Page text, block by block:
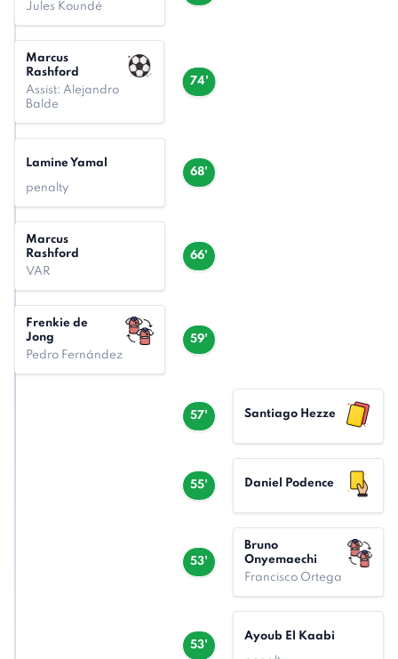
Jules Koundé
74'
Marcus
Rashford
Assist: Alejandro
Balde
68'
Lamine Yamal
penalty
66'
Marcus
Rashford
VAR
59'
Frenkie de
Jong
Pedro Fernández
57' Santiago Hezze
55' Daniel Podence
53'
Bruno
Onyemaechi
Francisco Ortega
53'
Ayoub El Kaabi